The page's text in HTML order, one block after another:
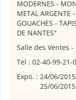
MODERNES -
METAL ARGENTE
GOUACHES -
DE NANTES"
Salle des Ventes
Tel : 02-40-99-21-
Expo. : 24/06/
25/06/